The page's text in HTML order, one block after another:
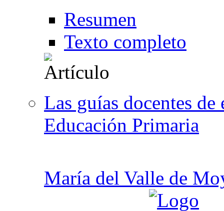
Resumen
Texto completo
Las guías docentes
Educación Primaria
María del Valle de